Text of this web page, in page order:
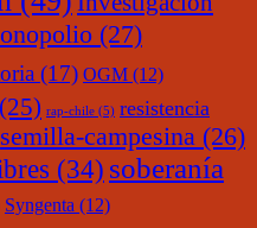
(27)
(17) OGM (12)
(25) rap-chile (5) resistencia
semilla-campesina (26)
(34) soberanía
Syngenta (12)